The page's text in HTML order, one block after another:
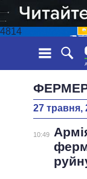
4814
СТРІЧКА
ПОДІЇ
СТАТТІ
ДУМКИ
УСІ
27 травня,
10:49